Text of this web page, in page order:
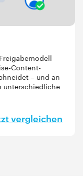
Content-
– und an
unterschiedliche
vergleichen